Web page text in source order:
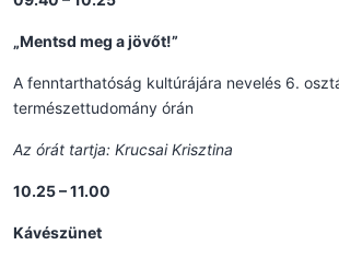
„Mentsd meg a jövőt!”
A fenntarthatóság kultúrájára nevelés 6.
természettudomány órán
Az órát tartja: Krucsai Krisztina
10.25 – 11.00
Kávészünet